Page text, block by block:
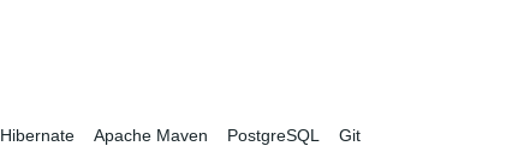
Hibernate Apache Maven PostgreSQL
Git